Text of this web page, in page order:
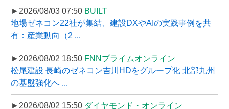
►2026/08/03 07:50 BUILT
地場ゼネコン22社が集結、建設DXやAIの実践事例を共
有：産業動向（2 ...
►2026/08/02 18:50 FNNプライムオンライン
松尾建設 長崎のゼネコン吉川HDをグループ化 北部九州
の基盤強化へ ...
►2026/08/02 15:50 ダイヤモンド・オンライン